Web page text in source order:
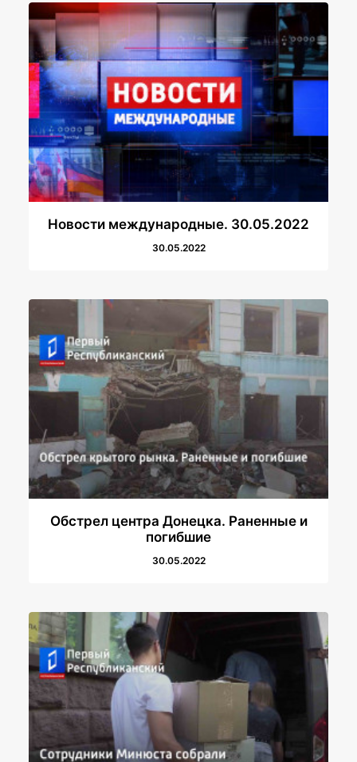
Новости международные. 30.05.2022
30.05.2022
Обстрел центра Донецка. Раненные и
погибшие
30.05.2022